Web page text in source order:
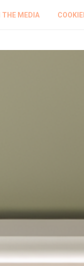
THE MEDIA